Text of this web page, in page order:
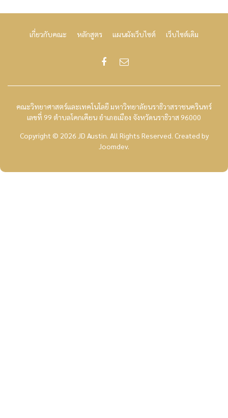
เกี่ยวกับคณะ หลักสูตร แผนผังเว็บไซต์ เว็บไซต์เดิม
คณะวิทยาศาสตร์และเทคโนโลยี มหาวิทยาลัยนราธิวาสราชนครินทร์
เลขที่ 99 ตำบลโคกเคียน อำเภอเมือง จังหวัดนราธิวาส 96000
Copyright © 2026 JD Austin. All Rights Reserved. Created by
Joomdev.